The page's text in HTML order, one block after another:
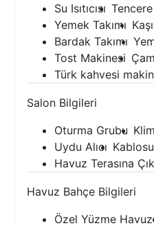
Su Isıtıcısı Tencere
Yemek Takımı
Bardak Takımı
Tost Makinesi
Türk kahvesi
Salon Bilgileri
Oturma Grubu
Uydu Alıcı
Havuz Terasına
Havuz Bahçe Bilgileri
Özel Yüzme